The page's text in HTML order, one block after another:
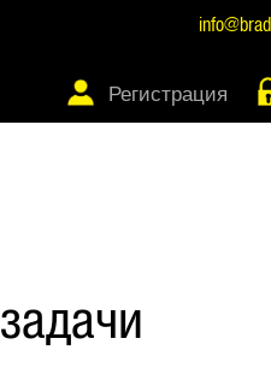
Регистрация